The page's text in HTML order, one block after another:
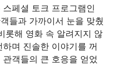
페셜 토크 프로그램인
들과 가까이서 눈을 맞췄
롯해 영화 속 알려지지 않
며 진솔한 이야기를 꺼
객들의 큰 호응을 얻었